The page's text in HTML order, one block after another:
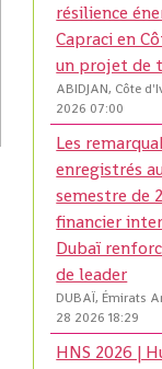
résilience
Capraci en
un projet de
ABIDJAN, Côte
2026 07:00
Les
enregistrés
semestre de
financier
Dubaï
de leader
DUBAÏ, Émirats
28 2026 18:29
HNS 2026 |